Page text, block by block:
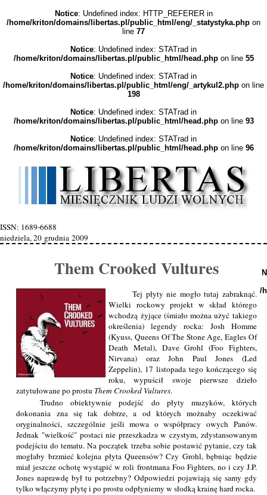
Notice: Undefined index: HTTP_REFERER in
/home/kriton/domains/libertas.pl/public_html/eng/_statystyka.php on
line 77
Notice: Undefined index: STATrad in
/home/kriton/domains/libertas.pl/public_html/head.phpon line 55
Notice: Undefined index: STATrad in
/home/kriton/domains/libertas.pl/public_html/eng/_artykul2.php on line
198
Notice: Undefined index: STATrad in
/home/kriton/domains/libertas.pl/public_html/head.phpon line 93
Notice: Undefined index: STATrad in
/home/kriton/domains/libertas.pl/public_html/head.phpon line 96
ISSN: 1689-6688
niedziela, 20 grudnia 2009
Them Crooked Vultures
Tej płyty nie mogło tutaj zabraknąć.
Wielki rockowy projekt w skład którego
wchodzą żyjące (śmiało można użyć takiego
określenia) legendy rocka: Josh Homme
(Kyuss, Queens Of The Stone Age, Eagles Of
Death Metal), Dave Grohl (Foo Fighters,
Nirvana) oraz John Paul Jones (Led
Zeppelin), 17 listopada tego kończącego się
roku, wypuścił swoje pierwsze dzieło
zatytułowane po prostu Them Crooked Vultures.
Trudno obiektywnie podejść do płyty muzyków, których
dokonania zna się tak dobrze, a od których możnaby oczekiwać
oryginalności, szczególnie jeśli mowa o współpracy owych Panów.
Jednak "wielkość" postaci nie przeszkadza w czystym, zdystansowanym
podejściu do tematu. Na początek trzeba sobie postawić pytanie, czy tak
mogłaby brzmieć kolejna płyta Queensów? Czy Grohl, bębniąc będzie
miał jeszcze ochotę wystąpić w roli frontmana Foo Fighters, no i czy J.P.
Jones naprawdę był tu potrzebny? Odpowiedzi pojawiają się samy gdy
tylko włączymy płytę i po prostu odpłyniemy w słodką krainę hard rocka.
/